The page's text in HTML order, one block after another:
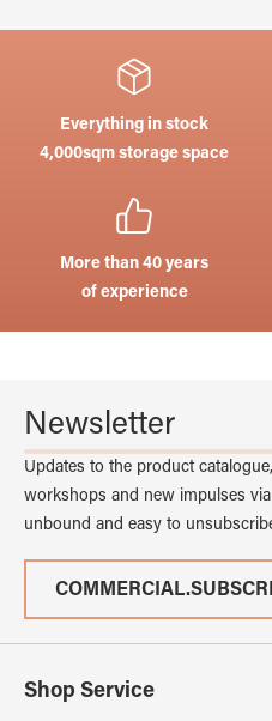
Everything in stock
4,000sqm storage space
More than 40 years
of experience
Newsletter
Updates to the product
workshops and new impulses
unbound and easy to
Shop Service